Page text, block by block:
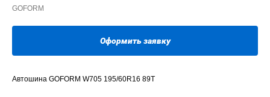
GOFORM
Оформить заявку
Автошина GOFORM W705 195/60R16 89T